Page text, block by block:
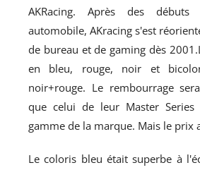
AKRacing. Après des
automobile, AKracing s'est
de bureau et de gaming dès
en bleu, rouge, noir et
noir+rouge. Le rembourrage
que celui de leur Master
gamme de la marque. Mais le prix
Le coloris bleu était superbe à